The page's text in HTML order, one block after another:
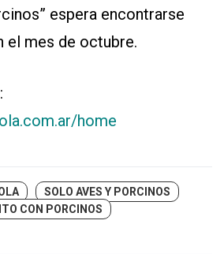
espera encontrarse
el mes de octubre.
home
SOLO AVES Y PORCINOS
CON PORCINOS